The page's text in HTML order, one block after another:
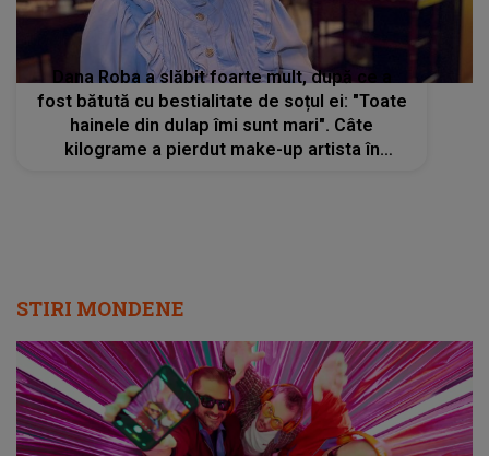
Dana Roba a slăbit foarte mult, după ce a
fost bătută cu bestialitate de soțul ei: "Toate
hainele din dulap îmi sunt mari". Câte
kilograme a pierdut make-up artista în
STIRI MONDENE